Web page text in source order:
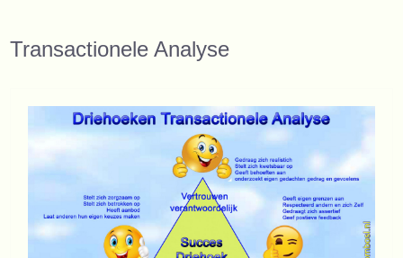
Transactionele Analyse